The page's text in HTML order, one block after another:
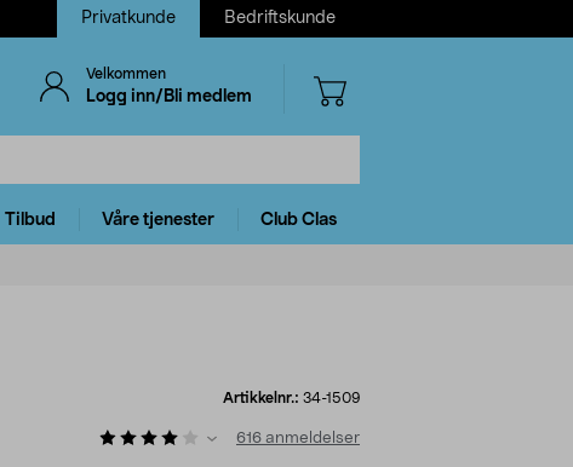
Privatkunde Bedriftskunde
Velkommen
Logg inn/Bli medlem
Tilbud Våre tjenester Club Clas
Artikkelnr.: 34-1509
616 anmeldelser